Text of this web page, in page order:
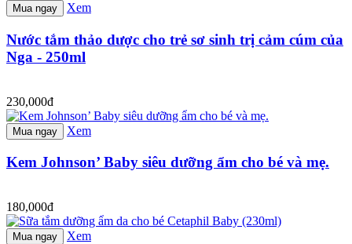
Mua ngay Xem
Nước tắm thảo dược cho trẻ sơ sinh trị cảm cúm của
Nga - 250ml
230,000đ
Mua ngay Xem
Kem Johnson’ Baby siêu dưỡng ẩm cho bé và mẹ.
180,000đ
Mua ngay Xem